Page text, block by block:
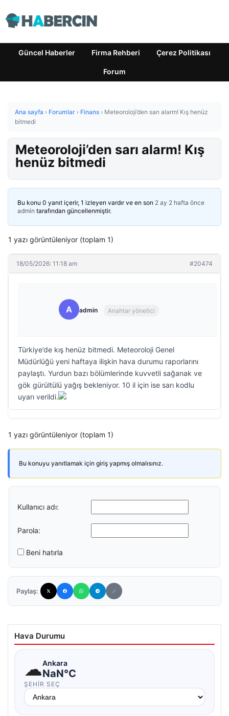
Güncel Haberler Firma Rehberi Çerez Politikası
Forum
Ana sayfa › Forumlar › Finans › Meteoroloji’den sarı alarm! Kış henüz
bitmedi
Meteoroloji’den sarı alarm! Kış
henüz bitmedi
Bu konu 0 yanıt içerir, 1 izleyen vardır ve en son 2 ay 2 hafta önce
admin tarafından güncellenmiştir.
1 yazı görüntüleniyor (toplam 1)
18/05/2026: 11:18 am #20474
A admin Anahtar yönetici
Türkiye’de kış henüz bitmedi. Meteoroloji Genel
Müdürlüğü yeni haftaya ilişkin hava durumu raporlarını
paylaştı. Yurdun bazı bölümlerinde kuvvetli sağanak ve
gök gürültülü yağış bekleniyor. 10 il için ise sarı kodlu
uyarı verildi.
1 yazı görüntüleniyor (toplam 1)
Bu konuyu yanıtlamak için giriş yapmış olmalısınız.
Kullanıcı adı:
Parola:
Beni hatırla
Paylaş:
Hava Durumu
☁Ankara
NaN°C
ŞEHIR SEÇ